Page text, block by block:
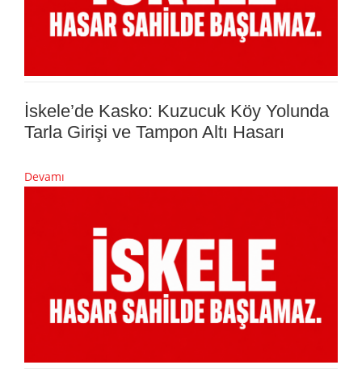
İskele’de Kasko: Kuzucuk Köy Yolunda
Tarla Girişi ve Tampon Altı Hasarı
Devamı